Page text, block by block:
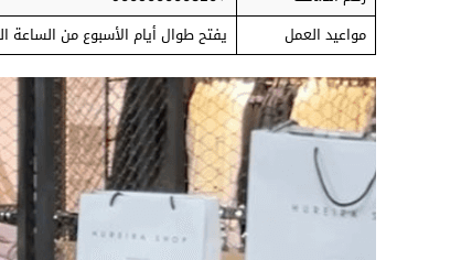
مواعيد العمل
يفتح طوال أيام الأسبوع من الساعة